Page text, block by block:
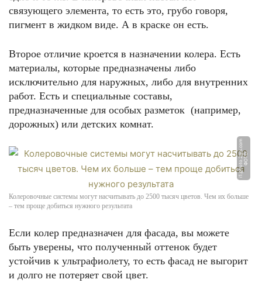
связующего элемента, то есть это, грубо говоря,
пигмент в жидком виде. А в краске он есть.
Второе отличие кроется в назначении колера. Есть
материалы, которые предназначены либо
исключительно для наружных, либо для внутренних
работ. Есть и специальные составы,
предназначенные для особых разметок (например,
дорожных) или детских комнат.
Ф
О
Т
О:
i
1.
p
h
o
t
o.
2
gi
s.
c
o
m
Колеровочные системы могут насчитывать до 2500 тысяч цветов. Чем их больше
– тем проще добиться нужного результата
Если колер предназначен для фасада, вы можете
быть уверены, что полученный оттенок будет
устойчив к ультрафиолету, то есть фасад не выгорит
и долго не потеряет свой цвет.